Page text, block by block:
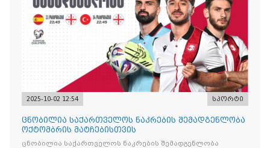
2025-10-02 12:54 სპორტი
ცნობილია საქართველოს ნაკრების შემადგენლობა
ოქტომბრის მატჩებისთვის
ცნობილია საქართველოს ნაკრების შემადგენლობა